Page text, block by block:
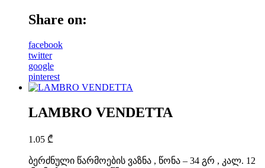
Share on:
facebook
twitter
google
pinterest
LAMBRO VENDETTA
1.05 ₾
ბერძნული წარმოების ვაზნა , წონა – 34 გრ , კალ. 12